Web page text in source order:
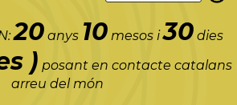
20anys 10mesos i30dies
) posant en contacte catalans
arreu del món